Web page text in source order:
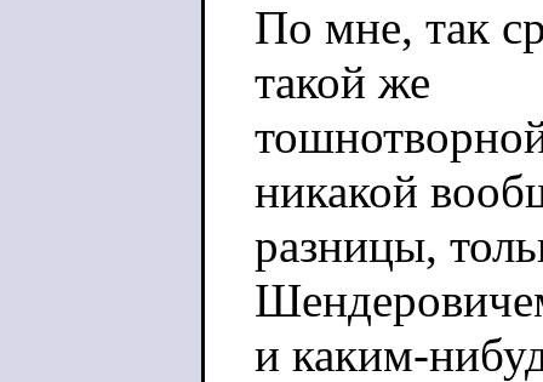
По мне, так
такой же
никакой
разницы,
и каким-